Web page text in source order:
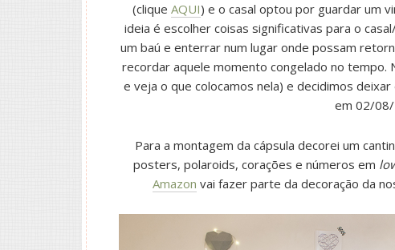
(clique AQUI) e o casal optou por guardar um
ideia é escolher coisas significativas para o
um baú e enterrar num lugar onde possam
recordar aquele momento congelado no tempo.
e veja o que colocamos nela) e decidimos
em 02/
Para a montagem da cápsula decorei um
posters, polaroids, corações e números em
Amazon vai fazer parte da decoração da